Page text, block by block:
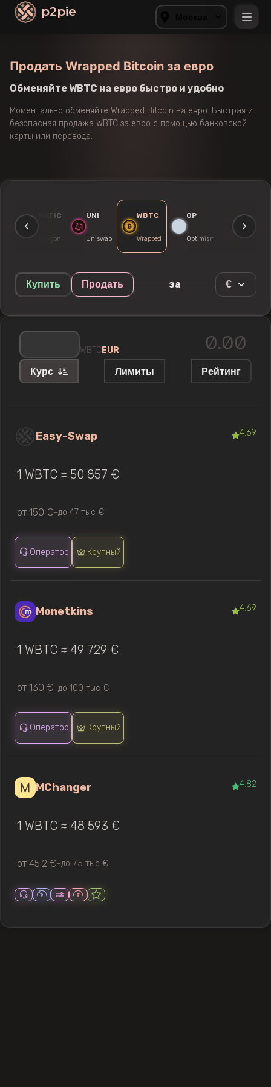
p2pie
Продать Wrapped Bitcoin за евро
Обменяйте WBTC на евро быстро и удобно
Моментально обменяйте Wrapped Bitcoin на евро. Быстрая и
безопасная продажа WBTC за евро с помощью банковской
карты или перевода.
MATIC
Polygon
UNI
Uniswap
WBTC
Wrapped
OP
Optimism
DOT
Купить Продать за €
WBTC EUR
Курс Лимиты Рейтинг
Easy-Swap 4.69
1 WBTC ≈ 50 857 €
от 150 €—до 47 тыс €
Оператор Крупный
Monetkins 4.69
1 WBTC ≈ 49 729 €
от 130 €—до 100 тыс €
Оператор Крупный
MChanger 4.82
1 WBTC ≈ 48 593 €
от 45.2 €—до 7.5 тыс €